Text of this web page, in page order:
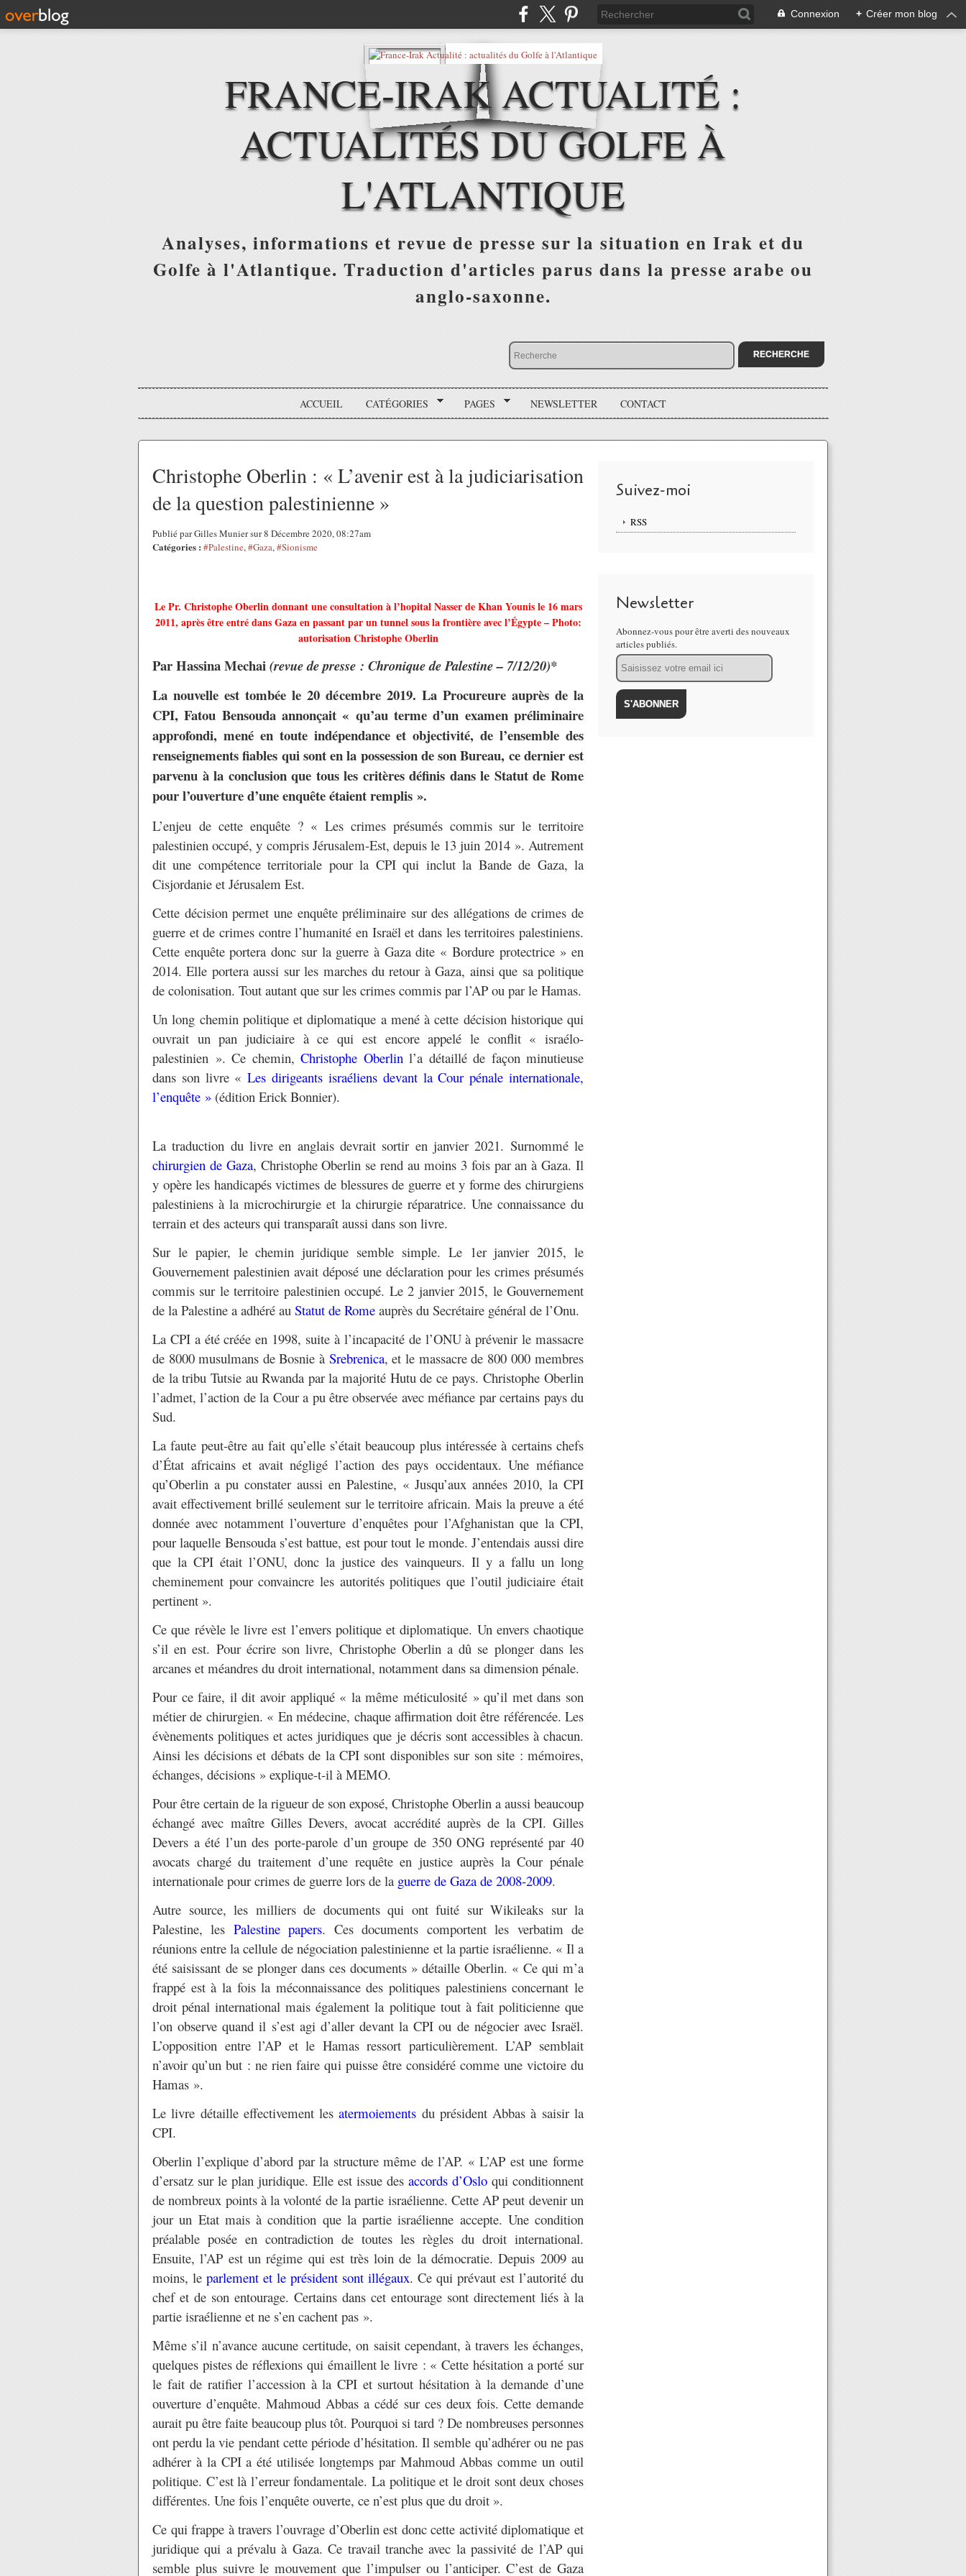
Connexion + Créer mon blog
FRANCE-IRAK ACTUALITÉ :
ACTUALITÉS DU GOLFE À
L'ATLANTIQUE
Analyses, informations et revue de presse sur la situation en Irak et du
Golfe à l'Atlantique. Traduction d'articles parus dans la presse arabe ou
anglo-saxonne.
ACCUEIL CATÉGORIES PAGES NEWSLETTER CONTACT
Christophe Oberlin : « L’avenir est à la judiciarisation
de la question palestinienne »
Publié par Gilles Munier sur 8 Décembre 2020, 08:27am
Catégories : #Palestine,#Gaza,#Sionisme
Le Pr. Christophe Oberlin donnant une consultation à l’hopital Nasser de Khan Younis le 16 mars
2011, après être entré dans Gaza en passant par un tunnel sous la frontière avec l’Égypte – Photo:
autorisation Christophe Oberlin
Par Hassina Mechai(revue de presse : Chronique de Palestine – 7/12/20)*
La nouvelle est tombée le 20 décembre 2019. La Procureure auprès de la
CPI, Fatou Bensouda annonçait « qu’au terme d’un examen préliminaire
approfondi, mené en toute indépendance et objectivité, de l’ensemble des
renseignements fiables qui sont en la possession de son Bureau, ce dernier est
parvenu à la conclusion que tous les critères définis dans le Statut de Rome
pour l’ouverture d’une enquête étaient remplis ».
L’enjeu de cette enquête ? « Les crimes présumés commis sur le territoire
palestinien occupé, y compris Jérusalem-Est, depuis le 13 juin 2014 ». Autrement
dit une compétence territoriale pour la CPI qui inclut la Bande de Gaza, la
Cisjordanie et Jérusalem Est.
Cette décision permet une enquête préliminaire sur des allégations de crimes de
guerre et de crimes contre l’humanité en Israël et dans les territoires palestiniens.
Cette enquête portera donc sur la guerre à Gaza dite « Bordure protectrice » en
2014. Elle portera aussi sur les marches du retour à Gaza, ainsi que sa politique
de colonisation. Tout autant que sur les crimes commis par l’AP ou par le Hamas.
Un long chemin politique et diplomatique a mené à cette décision historique qui
ouvrait un pan judiciaire à ce qui est encore appelé le conflit « israélo-
palestinien ». Ce chemin, Christophe Oberlinl’a détaillé de façon minutieuse
dans son livre «Les dirigeants israéliens devant la Cour pénale internationale,
l’enquête » (édition Erick Bonnier).
La traduction du livre en anglais devrait sortir en janvier 2021. Surnommé le
chirurgien de Gaza, Christophe Oberlin se rend au moins 3 fois par an à Gaza. Il
y opère les handicapés victimes de blessures de guerre et y forme des chirurgiens
palestiniens à la microchirurgie et la chirurgie réparatrice. Une connaissance du
terrain et des acteurs qui transparaît aussi dans son livre.
Sur le papier, le chemin juridique semble simple. Le 1er janvier 2015, le
Gouvernement palestinien avait déposé une déclaration pour les crimes présumés
commis sur le territoire palestinien occupé. Le 2 janvier 2015, le Gouvernement
de la Palestine a adhéré au Statut de Rome auprès du Secrétaire général de l’Onu.
La CPI a été créée en 1998, suite à l’incapacité de l’ONU à prévenir le massacre
de 8000 musulmans de Bosnie à Srebrenica, et le massacre de 800 000 membres
de la tribu Tutsie au Rwanda par la majorité Hutu de ce pays. Christophe Oberlin
l’admet, l’action de la Cour a pu être observée avec méfiance par certains pays du
Sud.
La faute peut-être au fait qu’elle s’était beaucoup plus intéressée à certains chefs
d’État africains et avait négligé l’action des pays occidentaux. Une méfiance
qu’Oberlin a pu constater aussi en Palestine, « Jusqu’aux années 2010, la CPI
avait effectivement brillé seulement sur le territoire africain. Mais la preuve a été
donnée avec notamment l’ouverture d’enquêtes pour l’Afghanistan que la CPI,
pour laquelle Bensouda s’est battue, est pour tout le monde. J’entendais aussi dire
que la CPI était l’ONU, donc la justice des vainqueurs. Il y a fallu un long
cheminement pour convaincre les autorités politiques que l’outil judiciaire était
pertinent ».
Ce que révèle le livre est l’envers politique et diplomatique. Un envers chaotique
s’il en est. Pour écrire son livre, Christophe Oberlin a dû se plonger dans les
arcanes et méandres du droit international, notamment dans sa dimension pénale.
Pour ce faire, il dit avoir appliqué « la même méticulosité » qu’il met dans son
métier de chirurgien. « En médecine, chaque affirmation doit être référencée. Les
évènements politiques et actes juridiques que je décris sont accessibles à chacun.
Ainsi les décisions et débats de la CPI sont disponibles sur son site : mémoires,
échanges, décisions » explique-t-il à MEMO.
Pour être certain de la rigueur de son exposé, Christophe Oberlin a aussi beaucoup
échangé avec maître Gilles Devers, avocat accrédité auprès de la CPI. Gilles
Devers a été l’un des porte-parole d’un groupe de 350 ONG représenté par 40
avocats chargé du traitement d’une requête en justice auprès la Cour pénale
internationale pour crimes de guerre lors de la guerre de Gaza de 2008-2009.
Autre source, les milliers de documents qui ont fuité sur Wikileaks sur la
Palestine, les Palestine papers. Ces documents comportent les verbatim de
réunions entre la cellule de négociation palestinienne et la partie israélienne. « Il a
été saisissant de se plonger dans ces documents » détaille Oberlin. « Ce qui m’a
frappé est à la fois la méconnaissance des politiques palestiniens concernant le
droit pénal international mais également la politique tout à fait politicienne que
l’on observe quand il s’est agi d’aller devant la CPI ou de négocier avec Israël.
L’opposition entre l’AP et le Hamas ressort particulièrement. L’AP semblait
n’avoir qu’un but : ne rien faire qui puisse être considéré comme une victoire du
Hamas ».
Le livre détaille effectivement lesatermoiements du président Abbas à saisir la
CPI.
Oberlin l’explique d’abord par la structure même de l’AP. « L’AP est une forme
d’ersatz sur le plan juridique. Elle est issue des accords d’Oslo qui conditionnent
de nombreux points à la volonté de la partie israélienne. Cette AP peut devenir un
jour un Etat mais à condition que la partie israélienne accepte. Une condition
préalable posée en contradiction de toutes les règles du droit international.
Ensuite, l’AP est un régime qui est très loin de la démocratie. Depuis 2009 au
moins, le parlement et le président sont illégaux. Ce qui prévaut est l’autorité du
chef et de son entourage. Certains dans cet entourage sont directement liés à la
partie israélienne et ne s’en cachent pas ».
Même s’il n’avance aucune certitude, on saisit cependant, à travers les échanges,
quelques pistes de réflexions qui émaillent le livre : « Cette hésitation a porté sur
le fait de ratifier l’accession à la CPI et surtout hésitation à la demande d’une
ouverture d’enquête. Mahmoud Abbas a cédé sur ces deux fois. Cette demande
aurait pu être faite beaucoup plus tôt. Pourquoi si tard ? De nombreuses personnes
ont perdu la vie pendant cette période d’hésitation. Il semble qu’adhérer ou ne pas
adhérer à la CPI a été utilisée longtemps par Mahmoud Abbas comme un outil
politique. C’est là l’erreur fondamentale. La politique et le droit sont deux choses
différentes. Une fois l’enquête ouverte, ce n’est plus que du droit ».
Ce qui frappe à travers l’ouvrage d’Oberlin est donc cette activité diplomatique et
juridique qui a prévalu à Gaza. Ce travail tranche avec la passivité de l’AP qui
semble plus suivre le mouvement que l’impulser ou l’anticiper. C’est de Gaza
Suivez-moi
RSS
Newsletter
Abonnez-vous pour être averti des nouveaux
articles publiés.
Email